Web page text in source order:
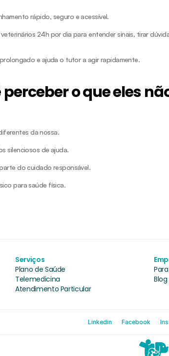
rápido, seguro e acessível.
24h por dia para entender sinais, tirar
e ajuda o tutor a agir rapidamente.
o que eles
da nossa.
silenciosos de ajuda.
do cuidado responsável.
para saúde física.
Serviços
Plano de Saúde
Telemedicina
Atendimento Particular
Blog
Linkedin Facebook